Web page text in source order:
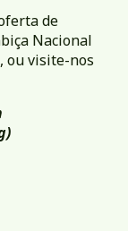
de
Nacional
ou visite-nos